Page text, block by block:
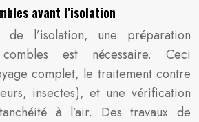
avant l’isolation
de l’isolation, une préparation
est nécessaire. Ceci
complet, le traitement contre
insectes), et une vérification
à l’air. Des travaux de